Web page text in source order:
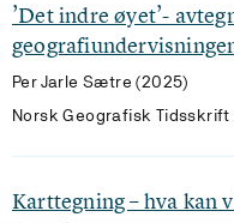
’Det indre øyet’-
Per Jarle Sætre (2025)
Norsk Geografisk
Karttegning – hva kan